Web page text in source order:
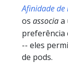
Afinidade de
os associaa
preferência
-- eles
de pods.